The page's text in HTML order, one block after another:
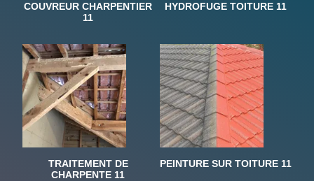
COUVREUR CHARPENTIER
11
HYDROFUGE TOITURE 11
TRAITEMENT DE
CHARPENTE 11
PEINTURE SUR TOITURE 11